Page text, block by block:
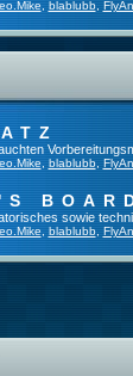
blablubb,
blablubb,
sowie
, blablubb,